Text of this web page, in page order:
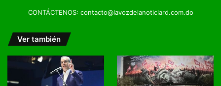
CONTÁCTENOS: contacto@lavozdelanoticiard.com.do
Ver también